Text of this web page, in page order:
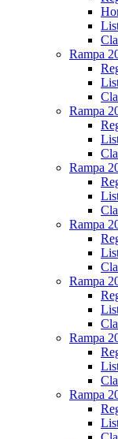
Rampa
Rampa
Rampa
Rampa
Rampa
Rampa
Rampa